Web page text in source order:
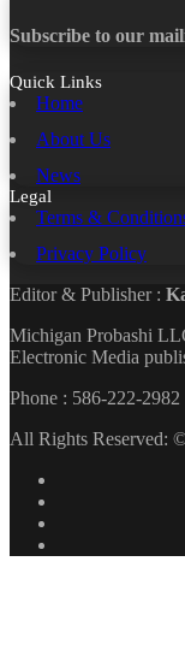
Subscribe to our
Quick Links
Home
About Us
News
Legal
Terms &
Privacy Policy
Editor & Publisher :
Michigan Probashi
Electronic Media
Phone : 586-222-
All Rights Reserved: